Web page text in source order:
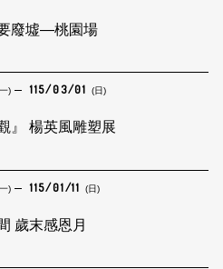
廢墟—桃園場
) 115/03/01 (日)
『大乘景觀』 楊英風雕塑展
) 115/01/11 (日)
歲末感恩月